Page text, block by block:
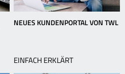
NEUES KUNDENPORTAL VON TWL
EINFACH ERKLÄRT